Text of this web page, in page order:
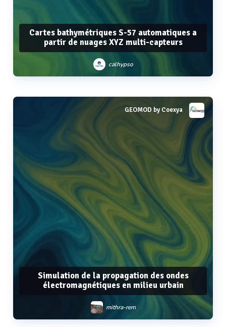
Cartes bathymétriques S-57 automatiques a
partir de nuages XYZ multi-capteurs
calhypso
Voir plusGEOMOD by Coexya
Simulation de la propagation des ondes
électromagnétiques en milieu urbain
mithra-rem